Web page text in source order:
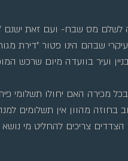
מס שבח- ועם זאת ישנם
שבהם הינו פטור "דירת
ועיר בוועדה מיום שרכש
מכירה האם יחולו תשלומי
מהוון אין תשלומים
צריכים להחליט מי